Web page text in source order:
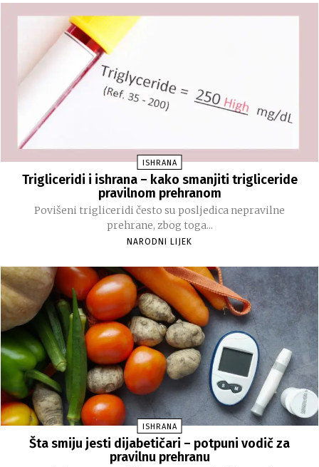
ISHRANA
Trigliceridi i ishrana – kako smanjiti trigliceride
pravilnom prehranom
Povišeni trigliceridi često su posljedica nepravilne
prehrane, zbog toga...
NARODNI LIJEK
ISHRANA
Šta smiju jesti dijabetičari – potpuni vodič za
pravilnu prehranu